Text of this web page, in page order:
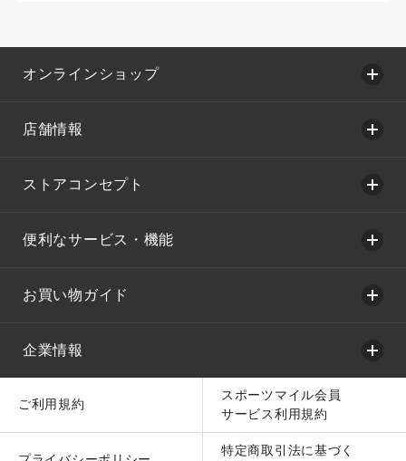
オンラインショップ
店舗情報
ストアコンセプト
便利なサービス・機能
お買い物ガイド
企業情報
ご利用規約
スポーツマイル会員
サービス利用規約
特定商取引法に基づく